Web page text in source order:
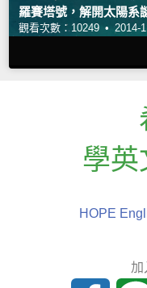
羅賽塔號，解開太陽系
觀看次數：10249 • 2014-
學英
HOPE
加